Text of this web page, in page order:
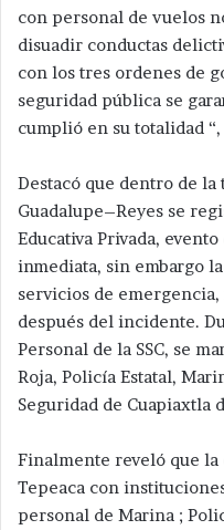
con personal de vuelos
disuadir conductas
con los tres ordenes de
seguridad pública se
cumplió en su totalidad “,
Destacó que dentro de
Guadalupe–Reyes se
Educativa Privada,
inmediata, sin embargo
servicios de
después del incidente.
Personal de la SSC, se
Roja, Policía Estatal,
Seguridad de Cuapiaxtla
Finalmente reveló que la
Tepeaca con
personal de Marina ;